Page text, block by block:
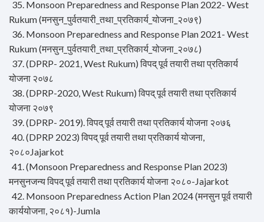
35. Monsoon Preparedness and Response Plan 2022- West
Rukum (मनसुन_पुर्वतयारी_तथा_प्रतिकार्य_योजना_२०७९)
36. Monsoon Preparedness and Response Plan 2021- West
Rukum (मनसुन_पुर्वतयारी_तथा_प्रतिकार्य_योजना_२०७८)
37. (DPRP- 2021, West Rukum) विपद् पूर्व तयारी तथा प्रतिकार्य
योजना २०७८
38. (DPRP-2020, West Rukum) विपद् पूर्व तयारी तथा प्रतिकार्य
योजना २०७९
39. (DPRP- 2019). विपद् पूर्व तयारी तथा प्रतिकार्य योजना २०७६
40. (DPRP 2023) विपद् पूर्व तयारी तथा प्रतिकार्य योजना,
२०८०Jajarkot
41. (Monsoon Preparedness and Response Plan 2023)
मनसुनजन्य विपद् पूर्व तयारी तथा प्रतिकार्य योजना २०८०-Jajarkot
42. Monsoon Preparedness Action Plan 2024 (मनसुन पूर्व तयारी
कार्ययोजना, २०८१)-Jumla